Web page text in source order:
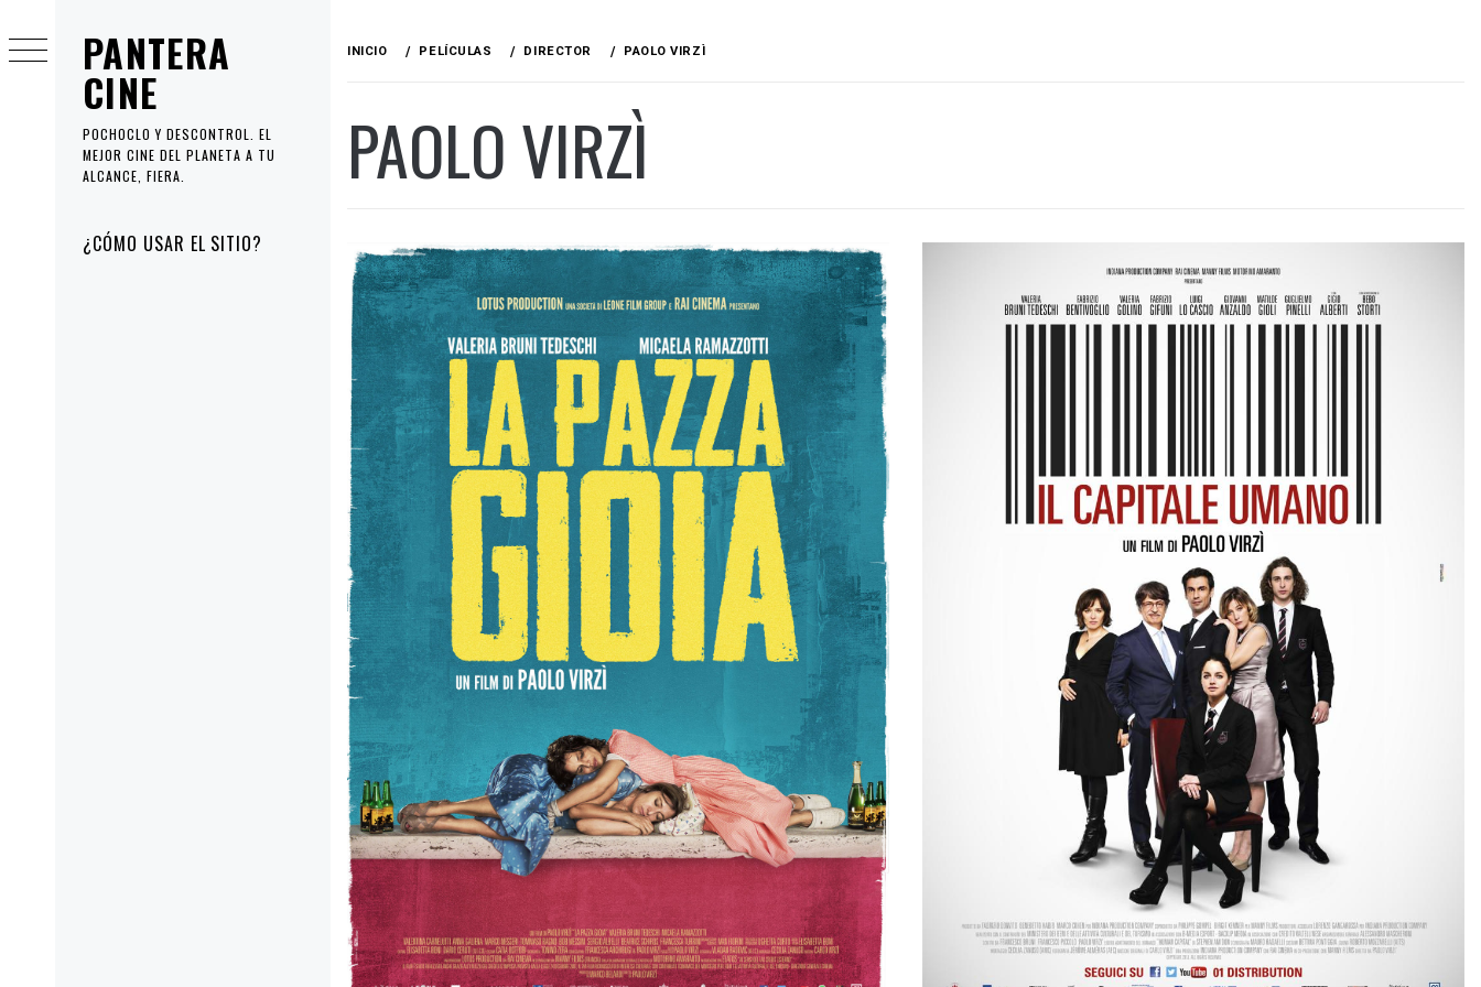
PANTERA
CINE
POCHOCLO Y DESCONTROL. EL
MEJOR CINE DEL PLANETA A TU
ALCANCE, FIERA.
principal
¿CÓMO USAR EL SITIO?
al
contenido
INICIO PELÍCULAS DIRECTOR PAOLO VIRZÌ
PAOLO VIRZÌ